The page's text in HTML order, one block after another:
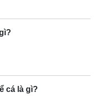
cá là gì?